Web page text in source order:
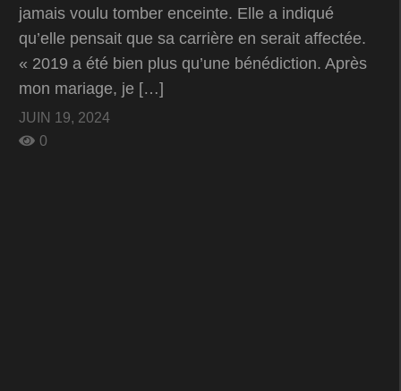
jamais voulu tomber enceinte. Elle a indiqué
qu’elle pensait que sa carrière en serait affectée.
« 2019 a été bien plus qu’une bénédiction. Après
mon mariage, je […]
JUIN 19, 2024
0